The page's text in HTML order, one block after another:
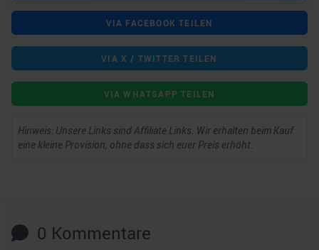
VIA FACEBOOK TEILEN
VIA X / TWITTER TEILEN
VIA WHATSAPP TEILEN
Hinweis: Unsere Links sind Affiliate Links. Wir erhalten beim Kauf
eine kleine Provision, ohne dass sich euer Preis erhöht.
0 Kommentare